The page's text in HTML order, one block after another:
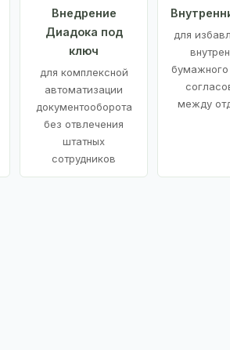
Внедрение
Диадока под
ключ
для комплексной
автоматизации
документооборота
без отвлечения
штатных
сотрудников
для
между